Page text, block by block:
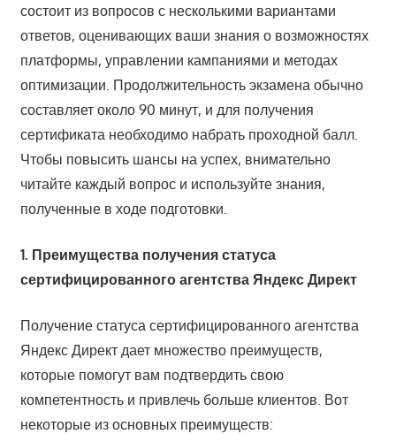
состоит из вопросов с несколькими вариантами
ответов, оценивающих ваши знания о возможностях
платформы, управлении кампаниями и методах
оптимизации. Продолжительность экзамена обычно
составляет около 90 минут, и для получения
сертификата необходимо набрать проходной балл.
Чтобы повысить шансы на успех, внимательно
читайте каждый вопрос и используйте знания,
полученные в ходе подготовки.
1. Преимущества получения статуса
сертифицированного агентства Яндекс Директ
Получение статуса сертифицированного агентства
Яндекс Директ дает множество преимуществ,
которые помогут вам подтвердить свою
компетентность и привлечь больше клиентов. Вот
некоторые из основных преимуществ: